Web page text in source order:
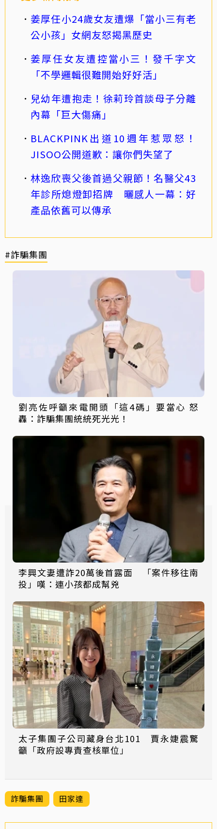
姜厚任小24歲女友遭爆「當小三有老
公小孩」女網友怒揭黑歷史
姜厚任女友遭控當小三！發千字文
「不學邏輯很難開始好好活」
兒幼年遭抱走！徐莉玲首談母子分離
內幕「巨大傷痛」
BLACKPINK出道10週年惹眾怒！
JISOO公開道歉：讓你們失望了
林逸欣喪父後首過父親節！名醫父43
年診所熄燈卸招牌 曬感人一幕：好
產品依舊可以傳承
#詐騙集團
劉亮佐呼籲來電開頭「這4碼」要當心 怒
轟：詐騙集團統統死光光！
李興文妻遭詐20萬後首露面 「案件移往南
投」嘆：連小孩都成幫兇
太子集團子公司藏身台北101 賈永婕震驚
籲「政府設專責查核單位」
詐騙集團 田家達